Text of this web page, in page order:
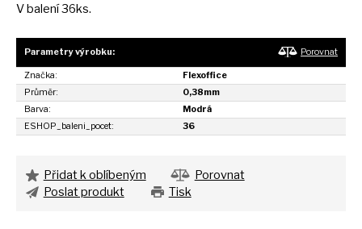
V balení 36ks.
Parametry výrobku: Porovnat
Značka:
Flexoffice
Průměr:
0,38mm
Barva:
Modrá
ESHOP_baleni_pocet:
36
Přidat k oblíbeným
Porovnat
Poslat produkt
Tisk